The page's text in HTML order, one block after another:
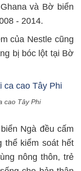
và Bờ biển
- 2014.
của Nestle cũng
bị bóc lột tại Bờ
cao Tây Phi
Ngà đều cấm
thể kiểm soát hết
nông thôn, trẻ